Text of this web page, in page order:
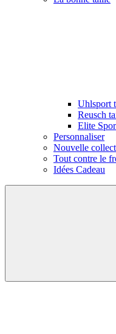
Uhlsport
Reusch
Elite
Personnaliser
Nouvelle
Tout contre le
Idées Cadeau